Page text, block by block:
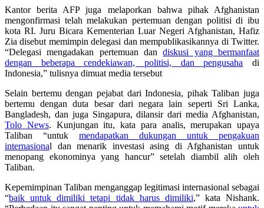
Kantor berita AFP juga melaporkan bahwa pihak Afghanistan
mengonfirmasi telah melakukan pertemuan dengan politisi di ibu
kota RI. Juru Bicara Kementerian Luar Negeri Afghanistan, Hafiz
Zia disebut memimpin delegasi dan mempublikasikannya di Twitter.
“Delegasi mengadakan pertemuan dandiskusi yang bermanfaat
dengan beberapa cendekiawan, politisi, dan pengusaha di
Indonesia,” tulisnya dimuat media tersebut
Selain bertemu dengan pejabat dari Indonesia, pihak Taliban juga
bertemu dengan duta besar dari negara lain seperti Sri Lanka,
Bangladesh, dan juga Singapura, dilansir dari media Afghanistan,
Tolo News. Kunjungan itu, kata para analis, merupakan upaya
Taliban “untuk mendapatkan dukungan untuk pengakuan
internasional dan menarik investasi asing di Afghanistan untuk
menopang ekonominya yang hancur” setelah diambil alih oleh
Taliban.
Kepemimpinan Taliban menganggap legitimasi internasional sebagai
“baik untuk dimiliki tetapi tidak harus dimiliki,” kata Nishank.